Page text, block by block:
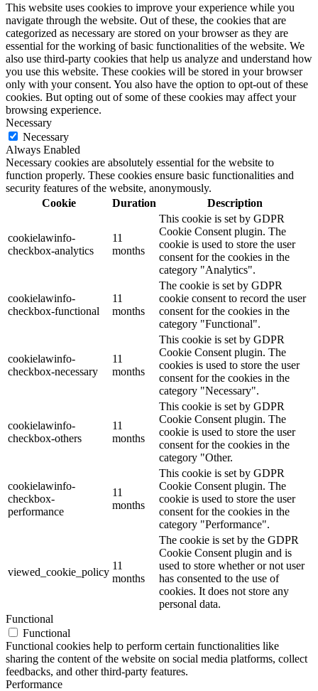
This website uses cookies to improve your experience while you
navigate through the website. Out of these, the cookies that are
categorized as necessary are stored on your browser as they are
essential for the working of basic functionalities of the website. We
also use third-party cookies that help us analyze and understand how
you use this website. These cookies will be stored in your browser
only with your consent. You also have the option to opt-out of these
cookies. But opting out of some of these cookies may affect your
browsing experience.
Necessary
Necessary
Always Enabled
Necessary cookies are absolutely essential for the website to
function properly. These cookies ensure basic functionalities and
security features of the website, anonymously.
Cookie
Duration Description
cookielawinfo-
checkbox-analytics
11
months
This cookie is set by GDPR
Cookie Consent plugin. The
cookie is used to store the user
consent for the cookies in the
category "Analytics".
cookielawinfo-
checkbox-functional
11
months
The cookie is set by GDPR
cookie consent to record the user
consent for the cookies in the
category "Functional".
cookielawinfo-
checkbox-necessary
11
months
This cookie is set by GDPR
Cookie Consent plugin. The
cookies is used to store the user
consent for the cookies in the
category "Necessary".
cookielawinfo-
checkbox-others
11
months
This cookie is set by GDPR
Cookie Consent plugin. The
cookie is used to store the user
consent for the cookies in the
category "Other.
cookielawinfo-
checkbox-
performance
11
months
This cookie is set by GDPR
Cookie Consent plugin. The
cookie is used to store the user
consent for the cookies in the
category "Performance".
viewed_cookie_policy
11
months
The cookie is set by the GDPR
Cookie Consent plugin and is
used to store whether or not user
has consented to the use of
cookies. It does not store any
personal data.
Functional
Functional
Functional cookies help to perform certain functionalities like
sharing the content of the website on social media platforms, collect
feedbacks, and other third-party features.
Performance